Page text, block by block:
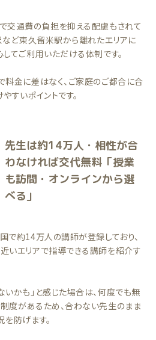
交通費の負担を抑える配慮もされて
など東久留米駅から離れたエリアに
てご利用いただける体制です。
料金に差はなく、ご家庭のご都合に合
すいポイントです。
先生は約14万人・相性が合
わなければ交代無料「授業
も訪問・オンラインから選
べる」
で約14万人の講師が登録しており、
いエリアで指導できる講師を紹介す
かも」と感じた場合は、何度でも無
度があるため、合わない先生のまま
防げます。